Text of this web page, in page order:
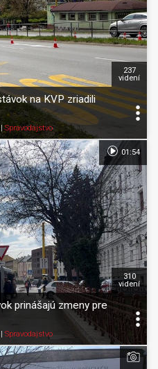
na KVP zriadili
|Spravodajstvo
237
videní
prinášajú zmeny pre
Spravodajstvo
310
videní
01:54